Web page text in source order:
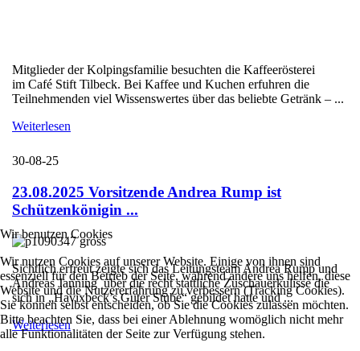
Mitglieder der Kolpingsfamilie besuchten die Kaffeerösterei
im Café Stift Tilbeck. Bei Kaffee und Kuchen erfuhren die
Teilnehmenden viel Wissenswertes über das beliebte Getränk – ...
Weiterlesen
30-08-25
23.08.2025 Vorsitzende Andrea Rump ist
Schützenkönigin ...
Sichtlich erfreut zeigte sich das Leitungsteam Andrea Rump und
Andreas Janning über die recht stattliche Zuschauerkulisse die
sich in „Havixbeck’s Guter Stube“ gebildet hatte und ...
Weiterlesen
Wir benutzen Cookies
Wir nutzen Cookies auf unserer Website. Einige von ihnen sind
essenziell für den Betrieb der Seite, während andere uns helfen, diese
Website und die Nutzererfahrung zu verbessern (Tracking Cookies).
Sie können selbst entscheiden, ob Sie die Cookies zulassen möchten.
Bitte beachten Sie, dass bei einer Ablehnung womöglich nicht mehr
alle Funktionalitäten der Seite zur Verfügung stehen.